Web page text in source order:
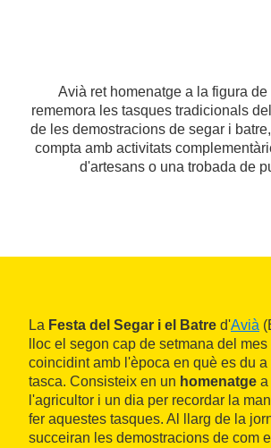
Avià ret homenatge a la figura
rememora les tasques tradicionals
de les demostracions de segar i
compta amb activitats
d'artesans o una trobada de
La Festa del Segar i el Batre d'Avià
lloc el segon cap de setmana del
coincidint amb l'època en què es du a
tasca. Consisteix en un homenatge a
l'agricultor i un dia per recordar la
fer aquestes tasques. Al llarg de la
succeiran les demostracions de com